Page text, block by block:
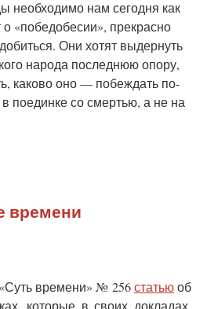
необходимо нам сегодня как
о «победобесии», прекрасно
Они хотят выдернуть
народа последнюю опору,
каково оно — побеждать по-
поединке со смертью, а не на
времени
времени» № 256статьюоб
которые в своих докладах,